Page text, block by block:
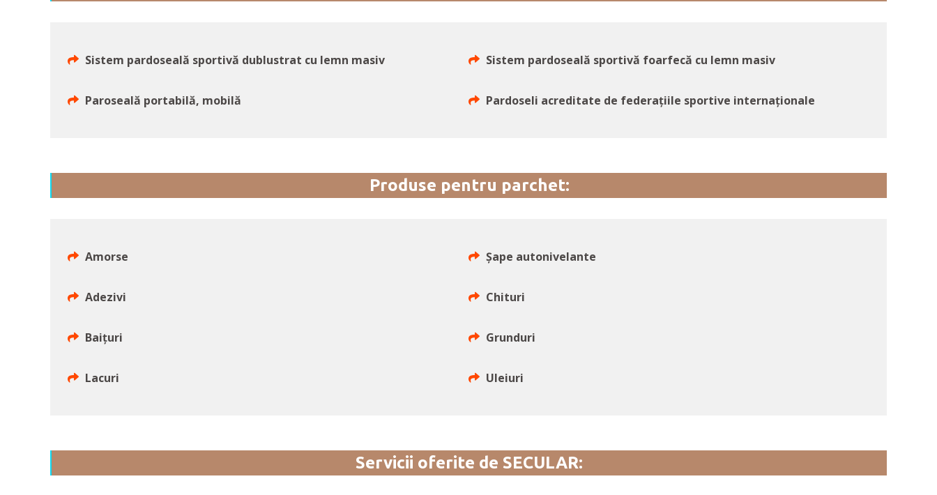
Sistem pardoseală sportivă dublustrat cu lemn masiv Sistem pardoseală sportivă foarfecă cu lemn masiv
Paroseală portabilă, mobilă Pardoseli acreditate de federaţiile sportive internaţionale
Produse pentru parchet:
Amorse Şape autonivelante
Adezivi Chituri
Baițuri Grunduri
Lacuri Uleiuri
Servicii oferite de SECULAR: